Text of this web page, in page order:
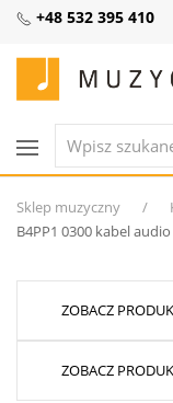
+48 532 395 410
Sklep muzyczny
B4PP1 0300 kabel audio
ZOBACZ
ZOBACZ